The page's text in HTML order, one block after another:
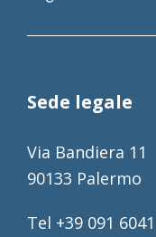
Sede legale
Via Bandiera 11
90133 Palermo
Tel +39 091